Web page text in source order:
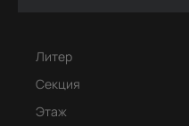
Литер
Секция
Этаж